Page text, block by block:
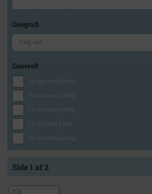
Geografi
Generelt
Vis kun med billeder
Vis kun med filmklip
Vis kun med lydklip
Vis kun med kilder
Vis kun med geo-tag
Side 1 af 2